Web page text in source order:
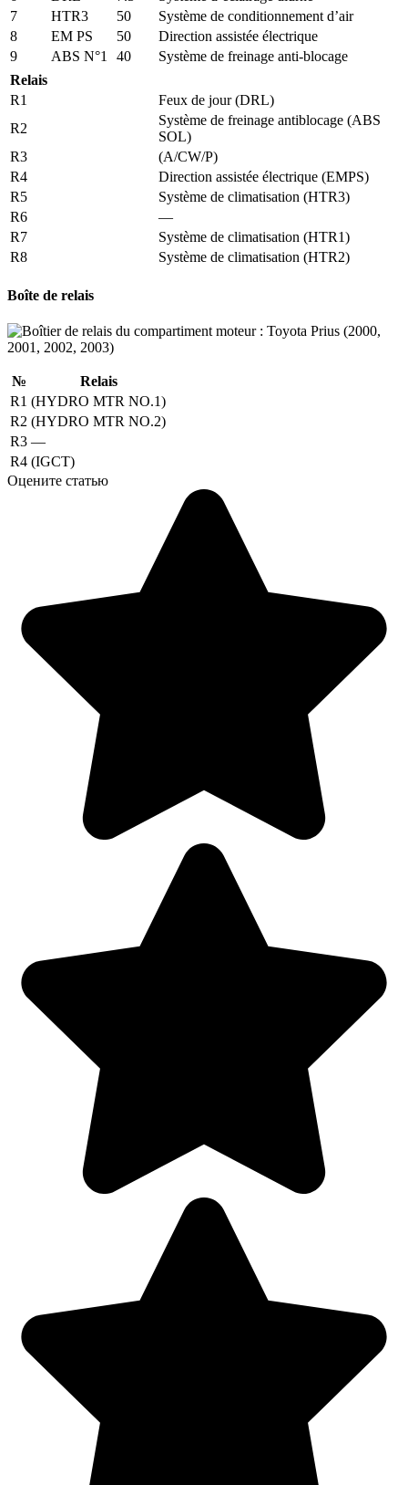
7
HTR3 50
Système de conditionnement d’air
8
EM PS 50
Direction assistée électrique
9
ABS N°1 40
Système de freinage anti-blocage
Relais
R1
Feux de jour (DRL)
R2
Système de freinage antiblocage (ABS
SOL)
R3
(A/CW/P)
R4
Direction assistée électrique (EMPS)
R5
Système de climatisation (HTR3)
R6
—
R7
Système de climatisation (HTR1)
R8
Système de climatisation (HTR2)
Boîte de relais
№
Relais
R1 (HYDRO MTR NO.1)
R2 (HYDRO MTR NO.2)
R3 —
R4 (IGCT)
Оцените статью